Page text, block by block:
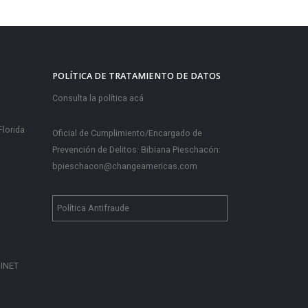
Consulta la política acá
bpieschacon@changeamericas.com